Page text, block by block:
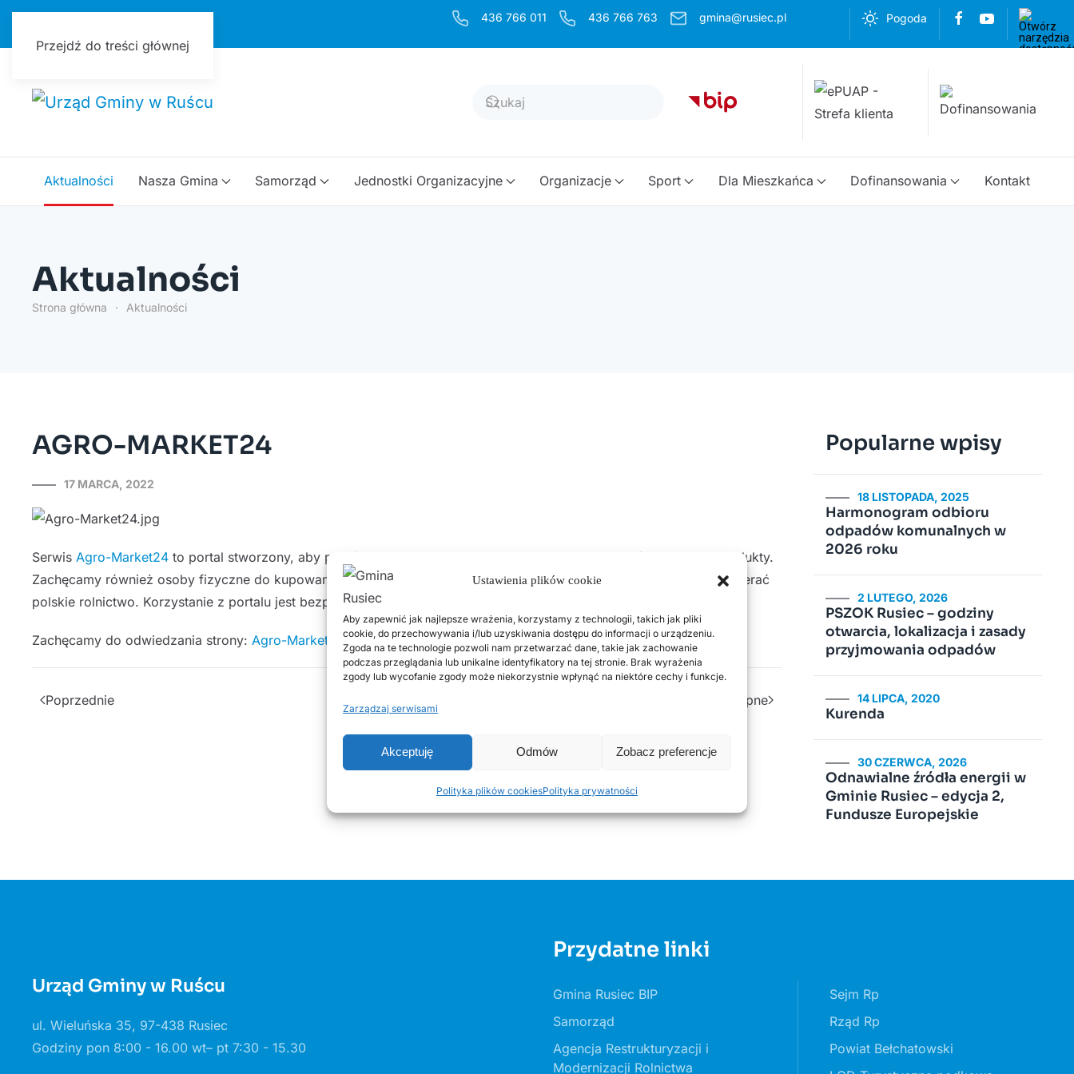
Ustawienia plików cookie
Aby zapewnić jak najlepsze wrażenia, korzystamy z technologii, takich jak pliki
cookie, do przechowywania i/lub uzyskiwania dostępu do informacji o urządzeniu.
Zgoda na te technologie pozwoli nam przetwarzać dane, takie jak zachowanie
podczas przeglądania lub unikalne identyfikatory na tej stronie. Brak wyrażenia
zgody lub wycofanie zgody może niekorzystnie wpłynąć na niektóre cechy i funkcje.
Zarządzaj serwisami
Akceptuję Odmów Zobacz preferencje
Polityka plików cookiesPolityka prywatności
Przejdź do treści głównej
436 766 011 436 766 763 gmina@rusiec.pl Pogoda
Aktualności Nasza Gmina Samorząd Jednostki Organizacyjne Organizacje Sport Dla Mieszkańca Dofinansowania Kontakt
Aktualności
Strona główna Aktualności
AGRO-MARKET24
17 MARCA, 2022
Serwis Agro-Market24 to portal stworzony, aby pomóc producentom rolnym w dotarciu do odbiorców na swoje produkty.
Zachęcamy również osoby fizyczne do kupowania bezpośrednio od rolników. W ten sposób, wspólnie możemy wspierać
polskie rolnictwo. Korzystanie z portalu jest bezpłatne.
Zachęcamy do odwiedzania strony: Agro-Market24
Poprzednie Następne
Popularne wpisy
18 LISTOPADA, 2025
Harmonogram odbioru
odpadów komunalnych w
2026 roku
2 LUTEGO, 2026
PSZOK Rusiec – godziny
otwarcia, lokalizacja i zasady
przyjmowania odpadów
14 LIPCA, 2020
Kurenda
30 CZERWCA, 2026
Odnawialne źródła energii w
Gminie Rusiec – edycja 2,
Fundusze Europejskie
Urząd Gminy w Ruścu
ul. Wieluńska 35, 97-438 Rusiec
Godziny pon 8:00 - 16.00 wt– pt 7:30 - 15.30
Przydatne linki
Gmina Rusiec BIP
Samorząd
Agencja Restrukturyzacji i
Modernizacji Rolnictwa
Sejm Rp
Rząd Rp
Powiat Bełchatowski